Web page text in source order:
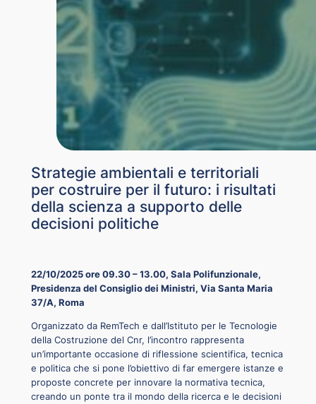
Strategie ambientali e territoriali
per costruire per il futuro: i risultati
della scienza a supporto delle
decisioni politiche
22/10/2025 ore 09.30 – 13.00, Sala Polifunzionale,
Presidenza del Consiglio dei Ministri, Via Santa Maria
37/A, Roma
Organizzato da RemTech e dall’Istituto per le Tecnologie
della Costruzione del Cnr, l’incontro rappresenta
un’importante occasione di riflessione scientifica, tecnica
e politica che si pone l’obiettivo di far emergere istanze e
proposte concrete per innovare la normativa tecnica,
creando un ponte tra il mondo della ricerca e le decisioni